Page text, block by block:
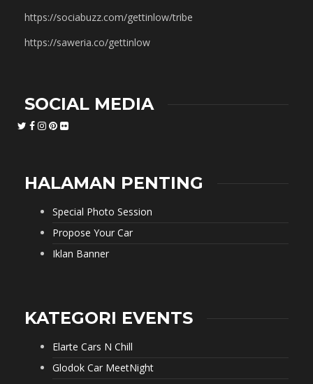
https://sociabuzz.com/gettinlow/tribe
https://saweria.co/gettinlow
SOCIAL MEDIA
HALAMAN PENTING
Special Photo Session
Propose Your Car
Iklan Banner
KATEGORI EVENTS
Elarte Cars N Chill
Glodok Car MeetNight